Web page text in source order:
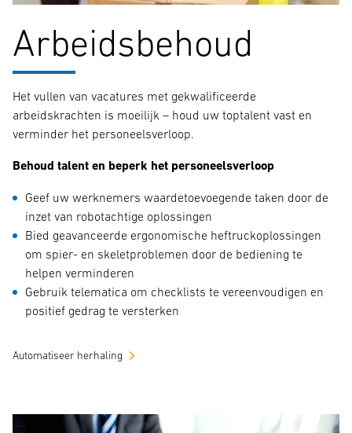
Arbeidsbehoud
Het vullen van vacatures met gekwalificeerde
arbeidskrachten is moeilijk – houd uw toptalent vast en
verminder het personeelsverloop.
Behoud talent en beperk het personeelsverloop
Geef uw werknemers waardetoevoegende taken door de
inzet van robotachtige oplossingen
Bied geavanceerde ergonomische heftruckoplossingen
om spier- en skeletproblemen door de bediening te
helpen verminderen
Gebruik telematica om checklists te vereenvoudigen en
positief gedrag te versterken
Automatiseer herhaling